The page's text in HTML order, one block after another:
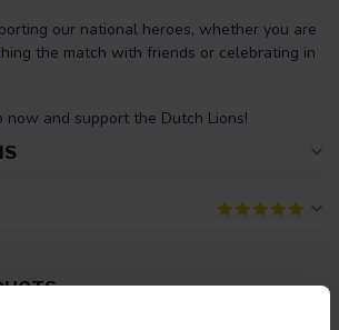
our national heroes, whether you are
the match with friends or celebrating in
now and support the Dutch Lions!